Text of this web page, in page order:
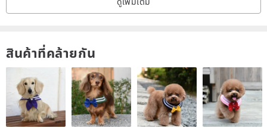
The queue order is formally completed upon completion of the
payment.
Earrings are sanitary items and are not accepted for return or
replacement. There is no after-sales service.
It is inevitable that there will be small defects (residual glue,
สินค้าที่คล้ายกัน